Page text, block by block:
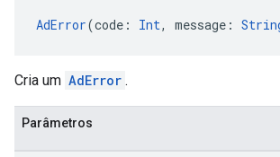
AdError(code: Int, message:
Cria um AdError .
Parâmetros